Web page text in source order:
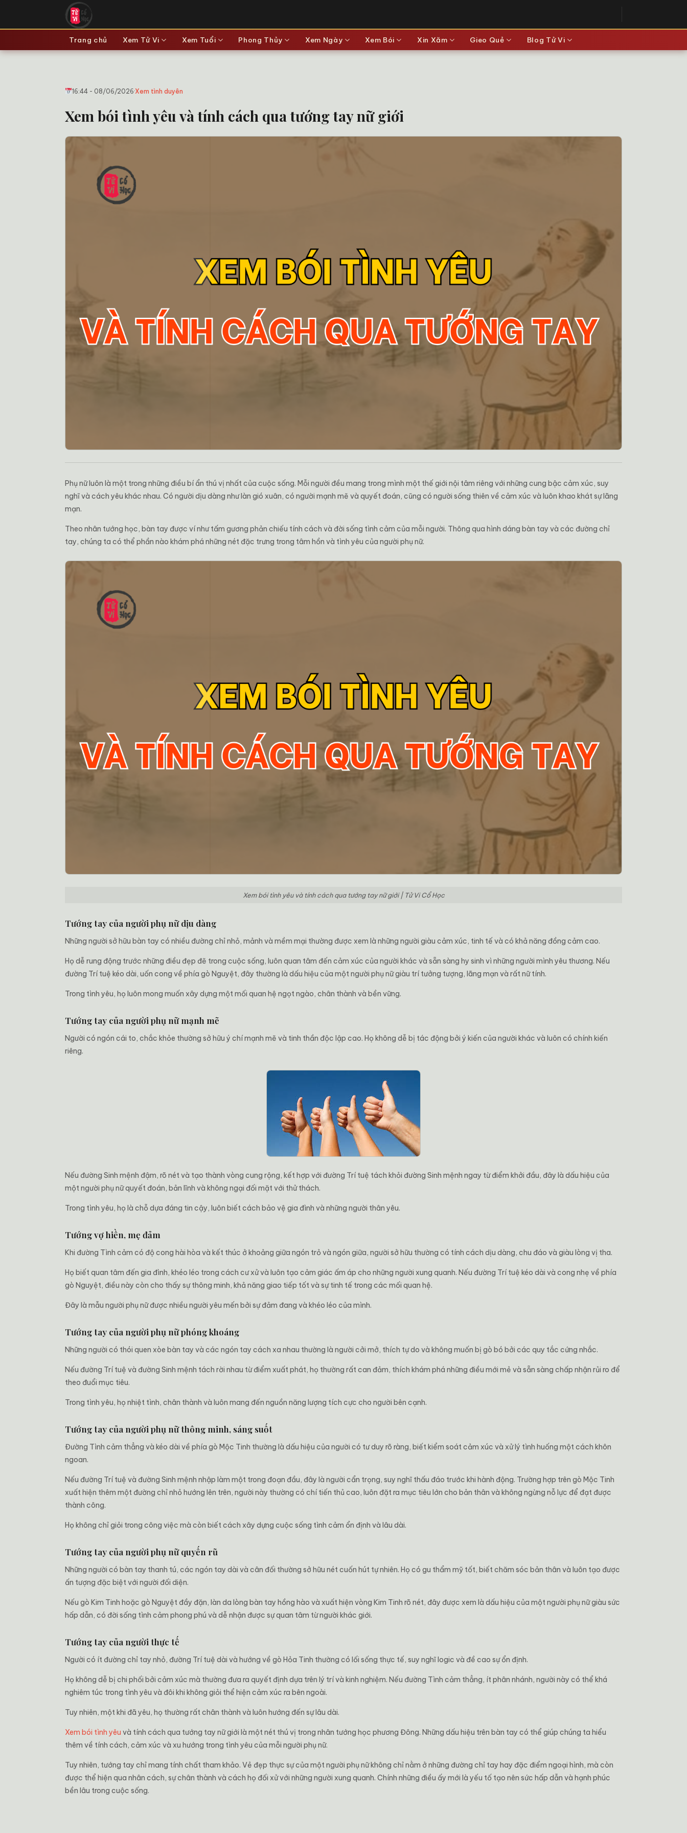
nội
Trang chủ Xem Tử Vi Xem Tuổi Phong Thủy Xem Ngày Xem Bói Xin Xăm Gieo Quẻ Blog Tử Vi
16:44 - 08/06/2026·Xem tình duyên
Xem bói tình yêu và tính cách qua tướng tay nữ giới
Phụ nữ luôn là một trong những điều bí ẩn thú vị nhất của cuộc sống. Mỗi người đều mang trong mình một thế giới nội tâm riêng với những cung bậc cảm xúc, suy
nghĩ và cách yêu khác nhau. Có người dịu dàng như làn gió xuân, có người mạnh mẽ và quyết đoán, cũng có người sống thiên về cảm xúc và luôn khao khát sự lãng
mạn.
Theo nhân tướng học, bàn tay được ví như tấm gương phản chiếu tính cách và đời sống tình cảm của mỗi người. Thông qua hình dáng bàn tay và các đường chỉ
tay, chúng ta có thể phần nào khám phá những nét đặc trưng trong tâm hồn và tình yêu của người phụ nữ.
Xem bói tình yêu và tính cách qua tướng tay nữ giới | Tử Vi Cổ Học
Tướng tay của người phụ nữ dịu dàng
Những người sở hữu bàn tay có nhiều đường chỉ nhỏ, mảnh và mềm mại thường được xem là những người giàu cảm xúc, tinh tế và có khả năng đồng cảm cao.
Họ dễ rung động trước những điều đẹp đẽ trong cuộc sống, luôn quan tâm đến cảm xúc của người khác và sẵn sàng hy sinh vì những người mình yêu thương. Nếu
đường Trí tuệ kéo dài, uốn cong về phía gò Nguyệt, đây thường là dấu hiệu của một người phụ nữ giàu trí tưởng tượng, lãng mạn và rất nữ tính.
Trong tình yêu, họ luôn mong muốn xây dựng một mối quan hệ ngọt ngào, chân thành và bền vững.
Tướng tay của người phụ nữ mạnh mẽ
Người có ngón cái to, chắc khỏe thường sở hữu ý chí mạnh mẽ và tinh thần độc lập cao. Họ không dễ bị tác động bởi ý kiến của người khác và luôn có chính kiến
riêng.
Nếu đường Sinh mệnh đậm, rõ nét và tạo thành vòng cung rộng, kết hợp với đường Trí tuệ tách khỏi đường Sinh mệnh ngay từ điểm khởi đầu, đây là dấu hiệu của
một người phụ nữ quyết đoán, bản lĩnh và không ngại đối mặt với thử thách.
Trong tình yêu, họ là chỗ dựa đáng tin cậy, luôn biết cách bảo vệ gia đình và những người thân yêu.
Tướng vợ hiền, mẹ đảm
Khi đường Tình cảm có độ cong hài hòa và kết thúc ở khoảng giữa ngón trỏ và ngón giữa, người sở hữu thường có tính cách dịu dàng, chu đáo và giàu lòng vị tha.
Họ biết quan tâm đến gia đình, khéo léo trong cách cư xử và luôn tạo cảm giác ấm áp cho những người xung quanh. Nếu đường Trí tuệ kéo dài và cong nhẹ về phía
gò Nguyệt, điều này còn cho thấy sự thông minh, khả năng giao tiếp tốt và sự tinh tế trong các mối quan hệ.
Đây là mẫu người phụ nữ được nhiều người yêu mến bởi sự đảm đang và khéo léo của mình.
Tướng tay của người phụ nữ phóng khoáng
Những người có thói quen xòe bàn tay và các ngón tay cách xa nhau thường là người cởi mở, thích tự do và không muốn bị gò bó bởi các quy tắc cứng nhắc.
Nếu đường Trí tuệ và đường Sinh mệnh tách rời nhau từ điểm xuất phát, họ thường rất can đảm, thích khám phá những điều mới mẻ và sẵn sàng chấp nhận rủi ro để
theo đuổi mục tiêu.
Trong tình yêu, họ nhiệt tình, chân thành và luôn mang đến nguồn năng lượng tích cực cho người bên cạnh.
Tướng tay của người phụ nữ thông minh, sáng suốt
Đường Tình cảm thẳng và kéo dài về phía gò Mộc Tinh thường là dấu hiệu của người có tư duy rõ ràng, biết kiểm soát cảm xúc và xử lý tình huống một cách khôn
ngoan.
Nếu đường Trí tuệ và đường Sinh mệnh nhập làm một trong đoạn đầu, đây là người cẩn trọng, suy nghĩ thấu đáo trước khi hành động. Trường hợp trên gò Mộc Tinh
xuất hiện thêm một đường chỉ nhỏ hướng lên trên, người này thường có chí tiến thủ cao, luôn đặt ra mục tiêu lớn cho bản thân và không ngừng nỗ lực để đạt được
thành công.
Họ không chỉ giỏi trong công việc mà còn biết cách xây dựng cuộc sống tình cảm ổn định và lâu dài.
Tướng tay của người phụ nữ quyến rũ
Những người có bàn tay thanh tú, các ngón tay dài và cân đối thường sở hữu nét cuốn hút tự nhiên. Họ có gu thẩm mỹ tốt, biết chăm sóc bản thân và luôn tạo được
ấn tượng đặc biệt với người đối diện.
Nếu gò Kim Tinh hoặc gò Nguyệt đầy đặn, làn da lòng bàn tay hồng hào và xuất hiện vòng Kim Tinh rõ nét, đây được xem là dấu hiệu của một người phụ nữ giàu sức
hấp dẫn, có đời sống tình cảm phong phú và dễ nhận được sự quan tâm từ người khác giới.
Tướng tay của người thực tế
Người có ít đường chỉ tay nhỏ, đường Trí tuệ dài và hướng về gò Hỏa Tinh thường có lối sống thực tế, suy nghĩ logic và đề cao sự ổn định.
Họ không dễ bị chi phối bởi cảm xúc mà thường đưa ra quyết định dựa trên lý trí và kinh nghiệm. Nếu đường Tình cảm thẳng, ít phân nhánh, người này có thể khá
nghiêm túc trong tình yêu và đôi khi không giỏi thể hiện cảm xúc ra bên ngoài.
Tuy nhiên, một khi đã yêu, họ thường rất chân thành và luôn hướng đến sự lâu dài.
Xem bói tình yêu và tính cách qua tướng tay nữ giới là một nét thú vị trong nhân tướng học phương Đông. Những dấu hiệu trên bàn tay có thể giúp chúng ta hiểu
thêm về tính cách, cảm xúc và xu hướng trong tình yêu của mỗi người phụ nữ.
Tuy nhiên, tướng tay chỉ mang tính chất tham khảo. Vẻ đẹp thực sự của một người phụ nữ không chỉ nằm ở những đường chỉ tay hay đặc điểm ngoại hình, mà còn
được thể hiện qua nhân cách, sự chân thành và cách họ đối xử với những người xung quanh. Chính những điều ấy mới là yếu tố tạo nên sức hấp dẫn và hạnh phúc
bền lâu trong cuộc sống.